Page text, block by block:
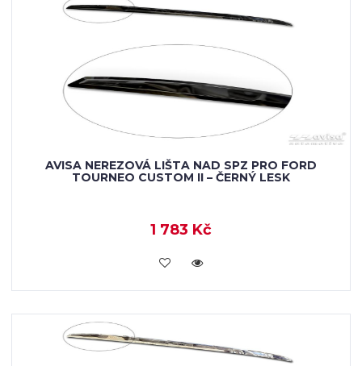
AVISA NEREZOVÁ LIŠTA NAD SPZ PRO FORD
TOURNEO CUSTOM II – ČERNÝ LESK
1 783 Kč
VLOŽIT DO KOŠÍKU